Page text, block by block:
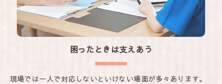
困ったときは支えあう
現場では一人で対応しないといけない場面が多々あります。